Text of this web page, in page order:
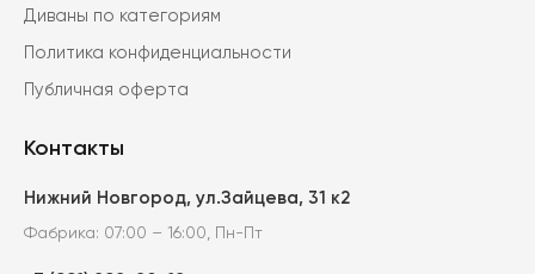
Диваны по категориям
Политика конфиденциальности
Публичная оферта
Контакты
Нижний Новгород, ул.Зайцева, 31 к2
Фабрика: 07:00 – 16:00, Пн-Пт